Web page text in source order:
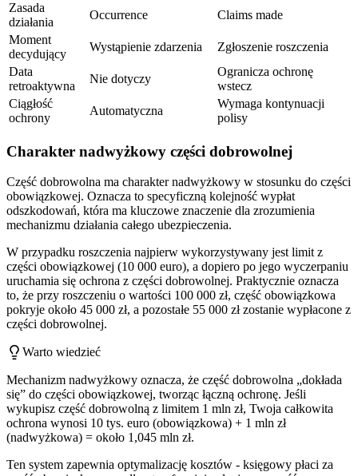
Zasada
działania
Occurrence
Claims made
Moment
decydujący
Wystąpienie zdarzenia
Zgłoszenie roszczenia
Data
retroaktywna
Nie dotyczy
Ogranicza ochronę
wstecz
Ciągłość
ochrony
Automatyczna
Wymaga kontynuacji
polisy
Charakter nadwyżkowy części dobrowolnej
Część dobrowolna ma charakter nadwyżkowy w stosunku do części
obowiązkowej. Oznacza to specyficzną kolejność wypłat
odszkodowań, która ma kluczowe znaczenie dla zrozumienia
mechanizmu działania całego ubezpieczenia.
W przypadku roszczenia najpierw wykorzystywany jest limit z
części obowiązkowej (10 000 euro), a dopiero po jego wyczerpaniu
uruchamia się ochrona z części dobrowolnej. Praktycznie oznacza
to, że przy roszczeniu o wartości 100 000 zł, część obowiązkowa
pokryje około 45 000 zł, a pozostałe 55 000 zł zostanie wypłacone z
części dobrowolnej.
Warto wiedzieć
Mechanizm nadwyżkowy oznacza, że część dobrowolna „dokłada
się” do części obowiązkowej, tworząc łączną ochronę. Jeśli
wykupisz część dobrowolną z limitem 1 mln zł, Twoja całkowita
ochrona wynosi 10 tys. euro (obowiązkowa) + 1 mln zł
(nadwyżkowa) = około 1,045 mln zł.
Ten system zapewnia optymalizację kosztów - księgowy płaci za